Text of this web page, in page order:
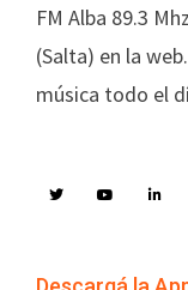
FM Alba 89.3
(Salta) en la
música todo el